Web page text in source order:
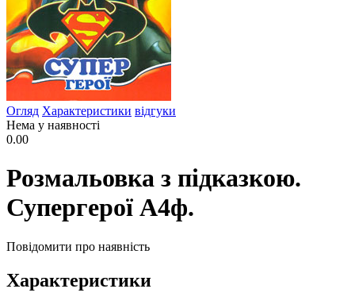
Огляд Характеристики відгуки
Нема у наявності
0.00
Розмальовка з підказкою.
Супергерої А4ф.
Повідомити про наявність
Характеристики